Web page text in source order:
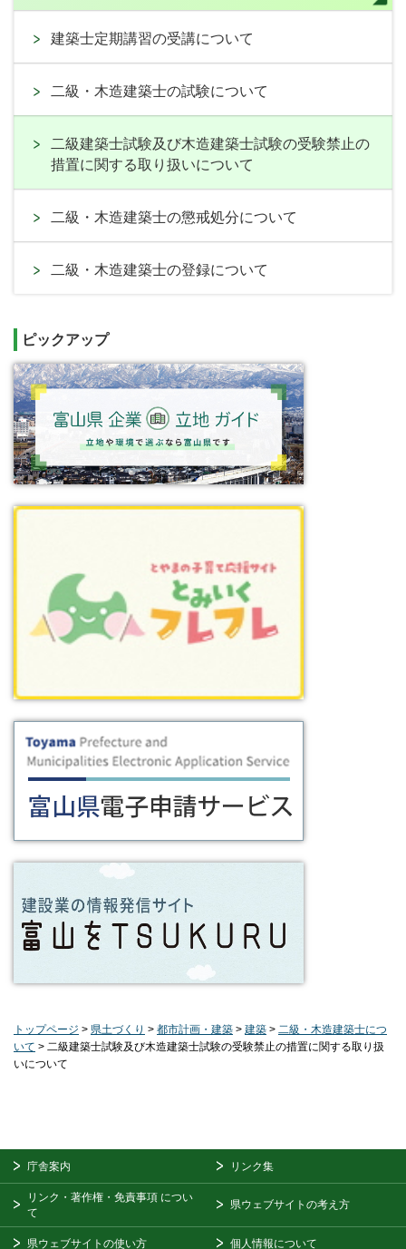
建築士定期講習の受講について
二級・木造建築士の試験について
二級建築士試験及び木造建築士試験の受験禁止の
措置に関する取り扱いについて
二級・木造建築士の懲戒処分について
二級・木造建築士の登録について
ピックアップ
トップページ > 県土づくり > 都市計画・建築 > 建築 > 二級・木造建築士につ
いて > 二級建築士試験及び木造建築士試験の受験禁止の措置に関する取り扱
いについて
庁舎案内 リンク集
リンク・著作権・免責事項 につい
て
県ウェブサイトの考え方
県ウェブサイトの使い方 個人情報について